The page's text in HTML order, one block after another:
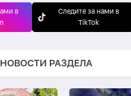
в
Следите за нами в
TikTok
РАЗДЕЛА